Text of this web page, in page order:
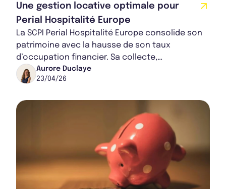
Une gestion locative optimale pour
Perial Hospitalité Europe
La SCPI Perial Hospitalité Europe consolide son
patrimoine avec la hausse de son taux
d’occupation financier. Sa collecte,
accompagnée d'une distribution stable, lui
permettent de...
Aurore Duclaye
23/04/26